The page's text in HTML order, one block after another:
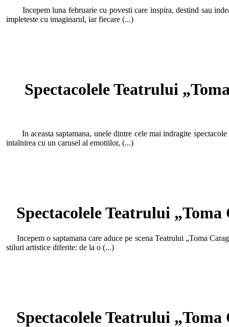
Incepem luna februarie cu povesti care inspira, destind sau
impleteste cu imaginarul, iar fiecare (...)
Spectacolele Teatrului
In aceasta saptamana, unele dintre cele mai indragite
intalnirea cu un carusel al emotiilor, (...)
Spectacolele Teatrului
Incepem o saptamana care aduce pe scena Teatrului „Toma
stiluri artistice diferite: de la o (...)
Spectacolele Teatrului